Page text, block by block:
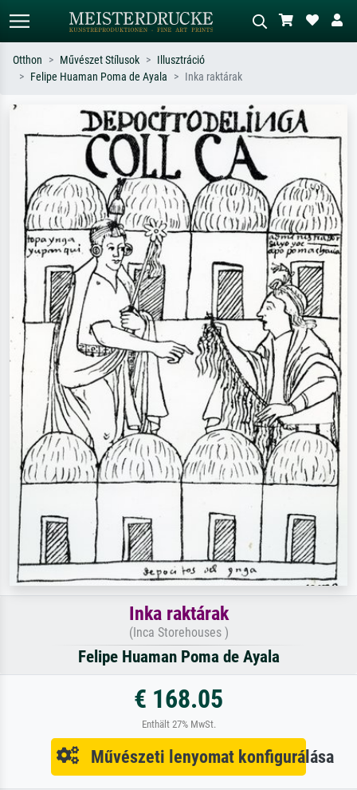
Keressen művész, műcím vagy stílus
szerint – pl. Monet, Csillagos éj,
impresszionizmus, Hokusai-hullám,
akt.
Írja le a jelenetet – pl. zöld rét, sok
piros absztrakt, sötét olajkép, álló akt
egy fa mellett.
Otthon Művészet Stílusok
Illusztráció
Felipe Huaman Poma de Ayala
Inka raktárak
Inka raktárak
(Inca Storehouses )
Felipe Huaman Poma de Ayala
€ 168.05
Enthält 27% MwSt.
Művészeti lenyomat konfigurálása